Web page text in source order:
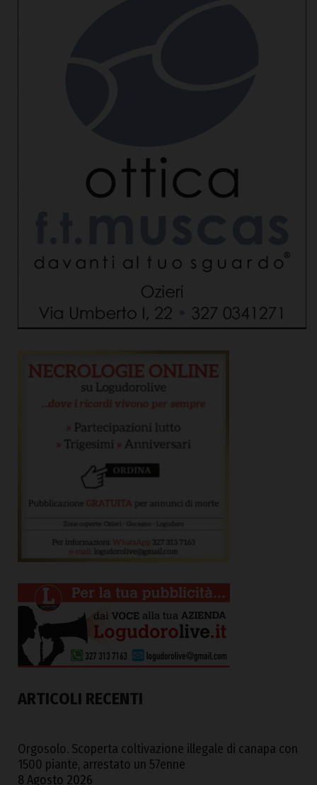
ARTICOLI RECENTI
Orgosolo. Scoperta coltivazione illegale di canapa con
1500 piante, arrestato un 57enne
8 Agosto 2026